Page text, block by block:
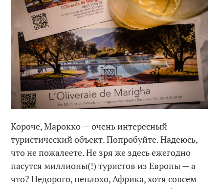
Короче, Марокко — очень интересный
туристический объект. Попробуйте. Надеюсь,
что не пожалеете. Не зря же здесь ежегодно
пасутся миллионы(!) туристов из Европы — а
что? Недорого, неплохо, Африка, хотя совсем